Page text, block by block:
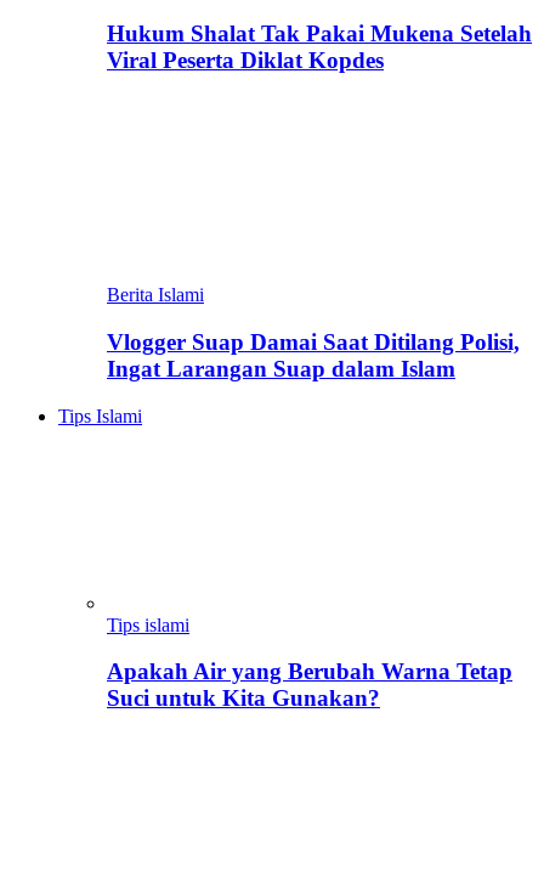
Hukum Shalat Tak Pakai Mukena Setelah
Viral Peserta Diklat Kopdes
Berita Islami
Vlogger Suap Damai Saat Ditilang Polisi,
Ingat Larangan Suap dalam Islam
Tips Islami
Tips islami
Apakah Air yang Berubah Warna Tetap
Suci untuk Kita Gunakan?